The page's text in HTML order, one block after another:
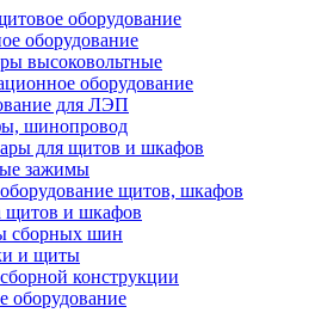
оборудование
оборудование
высоковольтные
оборудование
для ЛЭП
шинопровод
для щитов и шкафов
зажимы
щитов, шкафов
щитов и шкафов
сборных шин
и щиты
конструкции
оборудование